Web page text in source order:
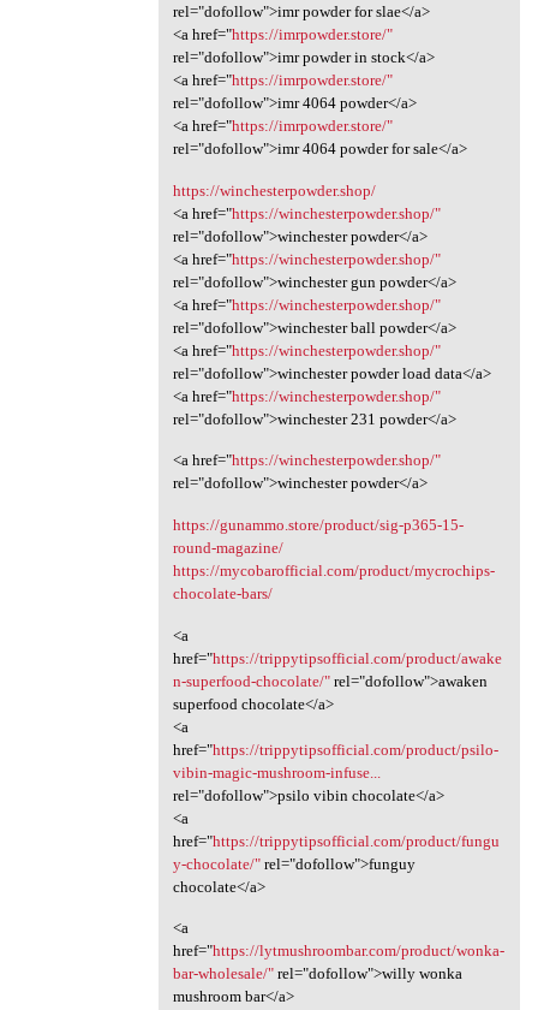
rel="dofollow">imr powder for slae</a>
<a href="https://imrpowder.store/"
rel="dofollow">imr powder in stock</a>
<a href="https://imrpowder.store/"
rel="dofollow">imr 4064 powder</a>
<a href="https://imrpowder.store/"
rel="dofollow">imr 4064 powder for sale</a>
https://winchesterpowder.shop/
<a href="https://winchesterpowder.shop/"
rel="dofollow">winchester powder</a>
<a href="https://winchesterpowder.shop/"
rel="dofollow">winchester gun powder</a>
<a href="https://winchesterpowder.shop/"
rel="dofollow">winchester ball powder</a>
<a href="https://winchesterpowder.shop/"
rel="dofollow">winchester powder load data</a>
<a href="https://winchesterpowder.shop/"
rel="dofollow">winchester 231 powder</a>
<a href="https://winchesterpowder.shop/"
rel="dofollow">winchester powder</a>
https://gunammo.store/product/sig-p365-15-
round-magazine/
https://mycobarofficial.com/product/mycrochips-
chocolate-bars/
<a
href="https://trippytipsofficial.com/product/awake
n-superfood-chocolate/"rel="dofollow">awaken
superfood chocolate</a>
<a
href="https://trippytipsofficial.com/product/psilo-
vibin-magic-mushroom-infuse...
rel="dofollow">psilo vibin chocolate</a>
<a
href="https://trippytipsofficial.com/product/fungu
y-chocolate/"rel="dofollow">funguy
chocolate</a>
<a
href="https://lytmushroombar.com/product/wonka-
bar-wholesale/"rel="dofollow">willy wonka
mushroom bar</a>